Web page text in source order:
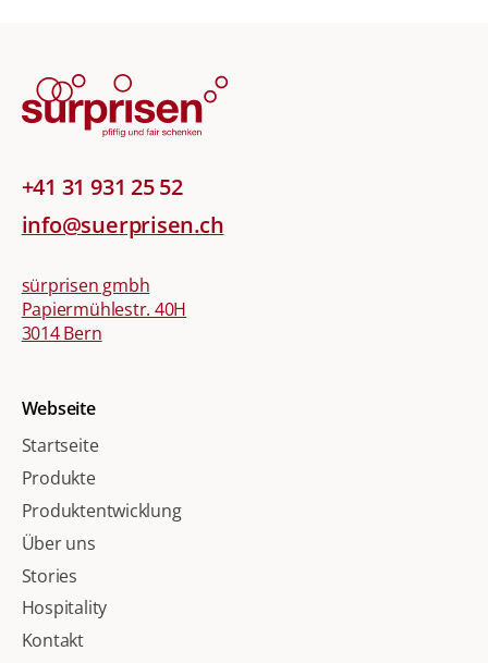
+41 31 931 25 52
info@suerprisen.ch
sürprisen gmbh
Papiermühlestr. 40H
3014 Bern
Webseite
Startseite
Produkte
Produktentwicklung
Über uns
Stories
Hospitality
Kontakt